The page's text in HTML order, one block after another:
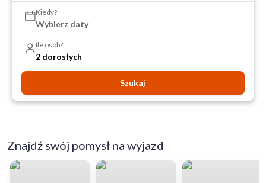
Kiedy?
Wybierz daty
Ile osób?
2 dorosłych
Szukaj
Znajdź swój pomysł na wyjazd